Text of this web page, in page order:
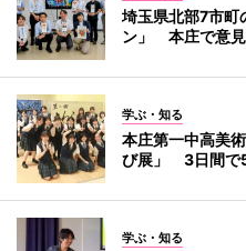
埼玉県北部7市町
ン」 本庄で意
学ぶ・知る
本庄第一中高美
び展」 3日間で
学ぶ・知る